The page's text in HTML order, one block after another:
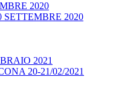
2020
2020
2021
20-21/02/2021